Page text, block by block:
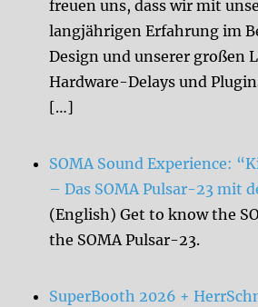
freuen uns, dass wir mit
langjährigen Erfahrung im
Design und unserer großen
Hardware-Delays und
[…]
SOMA Sound Experience:
– Das SOMA Pulsar-23 mit
(English) Get to know the
the SOMA Pulsar-23.
SuperBooth 2026 +